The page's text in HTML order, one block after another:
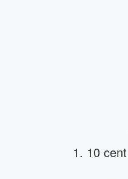
1. 10